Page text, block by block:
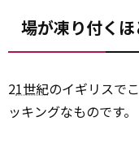
場が凍り付く
21世紀のイギリスで
ッキングなものです。